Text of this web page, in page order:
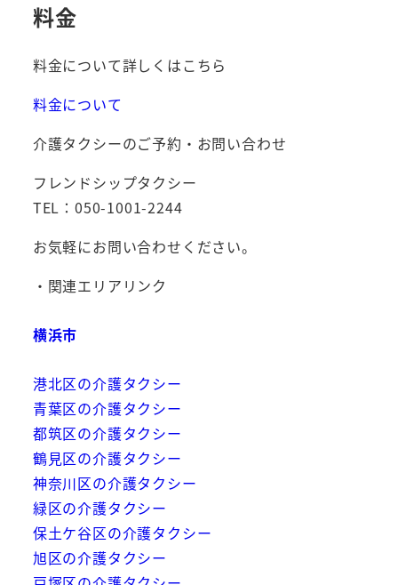
料金
料金について詳しくはこちら
料金について
介護タクシーのご予約・お問い合わせ
フレンドシップタクシー
TEL：050-1001-2244
お気軽にお問い合わせください。
・関連エリアリンク
横浜市
港北区の介護タクシー
青葉区の介護タクシー
都筑区の介護タクシー
鶴見区の介護タクシー
神奈川区の介護タクシー
緑区の介護タクシー
保土ケ谷区の介護タクシー
旭区の介護タクシー